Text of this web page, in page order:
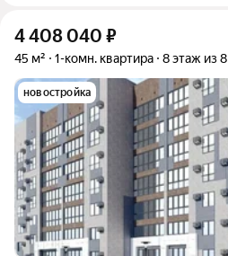
4 408 040 ₽
45 м² 1-комн. квартира 8 этаж из 8
новостройка